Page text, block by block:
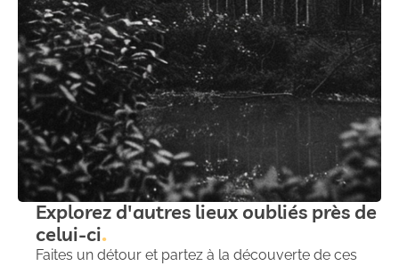
Explorez d'autres lieux oubliés près de
celui-ci
Faites un détour et partez à la découverte de ces